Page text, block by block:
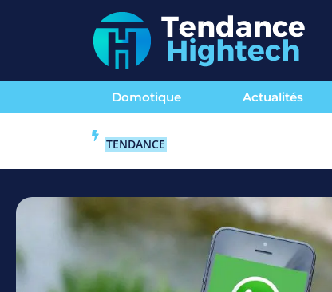
Domotique Actualités
TENDANCE